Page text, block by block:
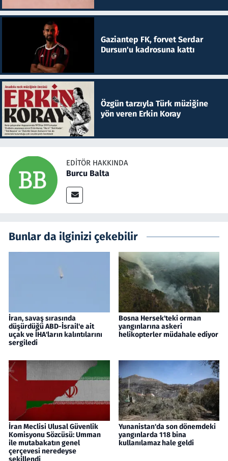
Gaziantep FK, forvet Serdar
Dursun'u kadrosuna kattı
Özgün tarzıyla Türk müziğine
yön veren Erkin Koray
EDITÖR HAKKINDA
Burcu Balta
Bunlar da ilginizi çekebilir
İran, savaş sırasında
düşürdüğü ABD-İsrail'e ait
uçak ve İHA'ların kalıntılarını
sergiledi
Bosna Hersek'teki orman
yangınlarına askeri
helikopterler müdahale ediyor
İran Meclisi Ulusal Güvenlik
Komisyonu Sözcüsü: Umman
ile mutabakatın genel
çerçevesi neredeyse
Yunanistan'da son dönemdeki
yangınlarda 118 bina
kullanılamaz hale geldi